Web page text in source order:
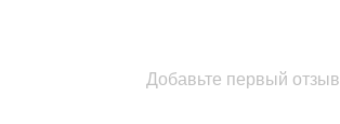
Добавьте первый отзыв